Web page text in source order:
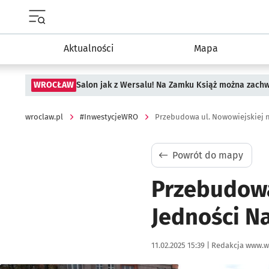
Aktualności Mapa
WROCŁAW Salon jak z Wersalu! Na Zamku Książ można
wroclaw.pl #InwestycjeWRO
Powrót do mapy
Jedności
Data publikacji:
11.02.2025 15:39 | Autor:
Redakcja